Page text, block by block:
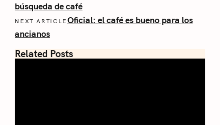
búsqueda de café
NEXT ARTICLE Oficial: el café es bueno para los
ancianos
Related Posts